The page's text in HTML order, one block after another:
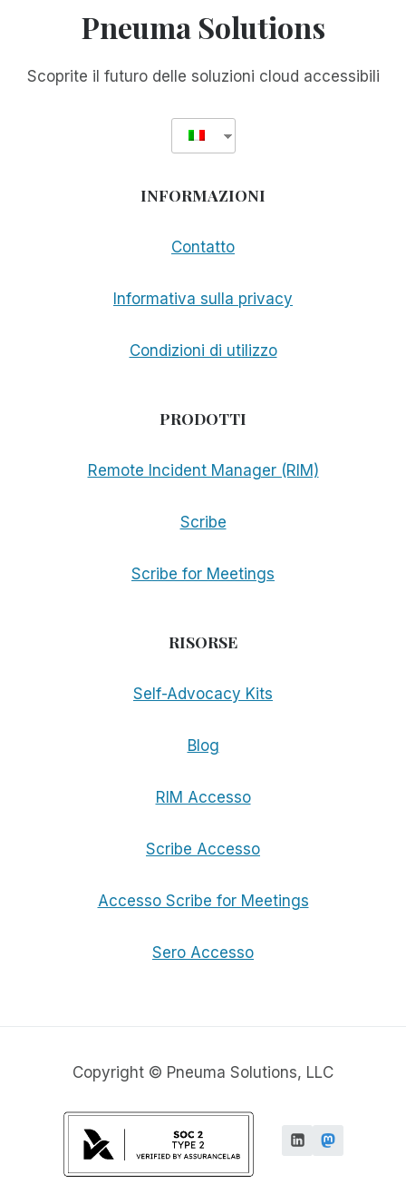
RENDONO
ACCESSIBILI
PRESENTAZIONI
Pneuma Solutions
Scoprite il futuro delle soluzioni cloud accessibili
INFORMAZIONI
Contatto
Informativa sulla privacy
Condizioni di utilizzo
PRODOTTI
Remote Incident Manager (RIM)
Scribe
Scribe for Meetings
RISORSE
Self-Advocacy Kits
Blog
RIM Accesso
Scribe Accesso
Accesso Scribe for Meetings
Sero Accesso
Copyright © Pneuma Solutions, LLC